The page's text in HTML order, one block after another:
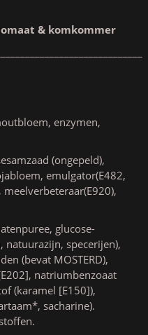
& komkommer
enzymen,
(ongepeld),
emulgator(E482,
glucose-
natuurazijn, specerijen),
(bevat MOSTERD),
natriumbenzoaat
(karamel [E150]),
sacharine).